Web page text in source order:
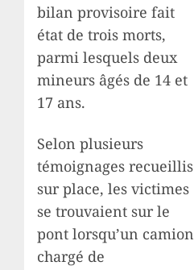
bilan provisoire fait
état de trois morts,
parmi lesquels deux
mineurs âgés de 14 et
17 ans.
Selon plusieurs
témoignages recueillis
sur place, les victimes
se trouvaient sur le
pont lorsqu’un camion
chargé de